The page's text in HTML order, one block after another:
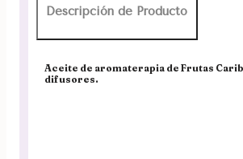
Descripción de Producto
Aceite de aromaterapia de Frutas
difusores.